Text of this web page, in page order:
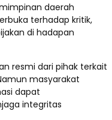
daerah
terhadap kritik,
di hadapan
resmi dari pihak terkait
masyarakat
dapat
integritas